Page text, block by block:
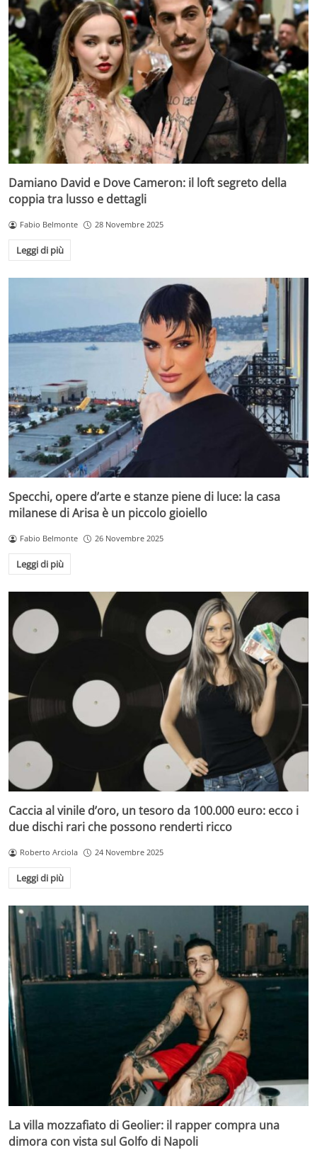
Damiano David e Dove Cameron: il loft segreto della
coppia tra lusso e dettagli
Fabio Belmonte 28 Novembre 2025
Leggi di più
Specchi, opere d’arte e stanze piene di luce: la casa
milanese di Arisa è un piccolo gioiello
Fabio Belmonte 26 Novembre 2025
Leggi di più
Caccia al vinile d’oro, un tesoro da 100.000 euro: ecco i
due dischi rari che possono renderti ricco
Roberto Arciola 24 Novembre 2025
Leggi di più
La villa mozzafiato di Geolier: il rapper compra una
dimora con vista sul Golfo di Napoli